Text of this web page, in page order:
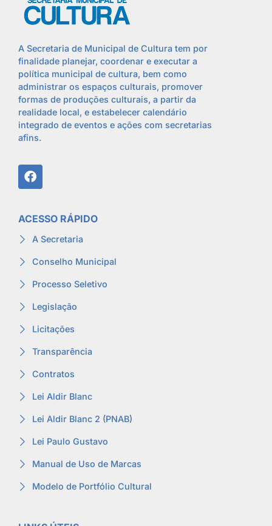
A Secretaria de Municipal de Cultura tem por
finalidade planejar, coordenar e executar a
política municipal de cultura, bem como
administrar os espaços culturais, promover
formas de produções culturais, a partir da
realidade local, e estabelecer calendário
integrado de eventos e ações com secretarias
afins.
ACESSO RÁPIDO
A Secretaria
Conselho Municipal
Processo Seletivo
Legislação
Licitações
Transparência
Contratos
Lei Aldir Blanc
Lei Aldir Blanc 2 (PNAB)
Lei Paulo Gustavo
Manual de Uso de Marcas
Modelo de Portfólio Cultural